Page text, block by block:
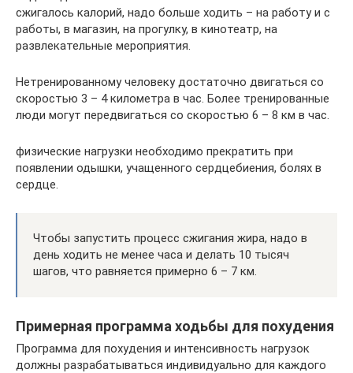
сжигалось калорий, надо больше ходить – на работу и с
работы, в магазин, на прогулку, в кинотеатр, на
развлекательные мероприятия.
Нетренированному человеку достаточно двигаться со
скоростью 3 – 4 километра в час. Более тренированные
люди могут передвигаться со скоростью 6 – 8 км в час.
физические нагрузки необходимо прекратить при
появлении одышки, учащенного сердцебиения, болях в
сердце.
Чтобы запустить процесс сжигания жира, надо в
день ходить не менее часа и делать 10 тысяч
шагов, что равняется примерно 6 – 7 км.
Примерная программа ходьбы для похудения
Программа для похудения и интенсивность нагрузок
должны разрабатываться индивидуально для каждого